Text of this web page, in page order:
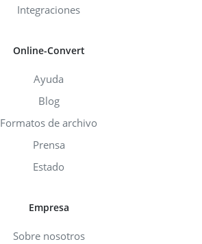
Integraciones
Online-Convert
Ayuda
Blog
Formatos de archivo
Prensa
Estado
Empresa
Sobre nosotros